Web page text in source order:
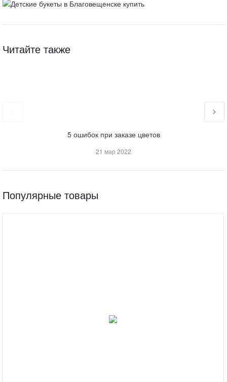
Читайте также
5 ошибок при заказе цветов
21 мар 2022
Популярные товары